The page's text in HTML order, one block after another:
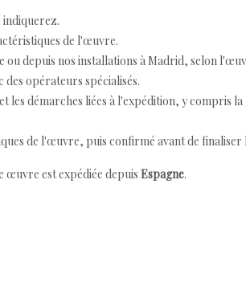
de l'œuvre.
ou depuis nos installations à Madrid, selon
des opérateurs spécialisés.
démarches liées à l'expédition, y compris
de l'œuvre, puis confirmé avant de finaliser
œuvre est expédiée depuis Espagne.